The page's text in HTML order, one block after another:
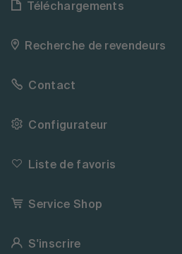
Téléchargements
Recherche de revendeurs
Contact
Configurateur
Liste de favoris
Service Shop
S'inscrire